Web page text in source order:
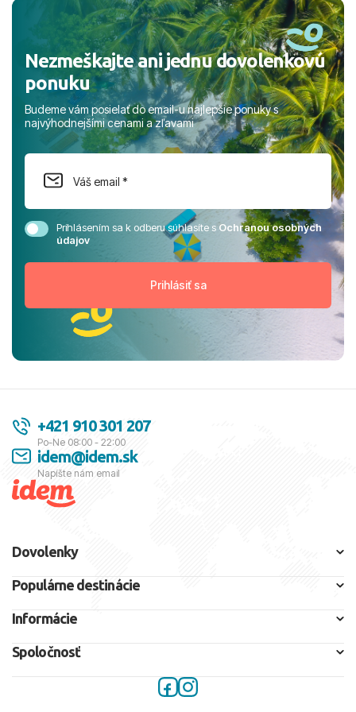
Nezmeškajte ani jednu dovolenkovú
ponuku
Budeme vám posielať do email-u najlepšie ponuky s
najvýhodnejšími cenami a zľavami
Prihlásením sa k odberu súhlasíte sOchranou osobných
údajov
+421 910 301 207
Po-Ne 08:00 - 22:00
idem@idem.sk
Napíšte nám email
Dovolenky
Populárne destinácie
Informácie
Spoločnosť